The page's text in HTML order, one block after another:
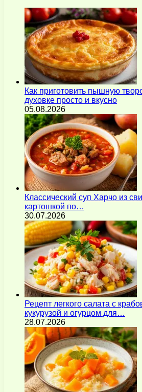
Как приготовить пышную
духовке просто и вкусно
05.08.2026
Классический суп Харчо из
картошкой по…
30.07.2026
Рецепт легкого салата с
кукурузой и огурцом для…
28.07.2026